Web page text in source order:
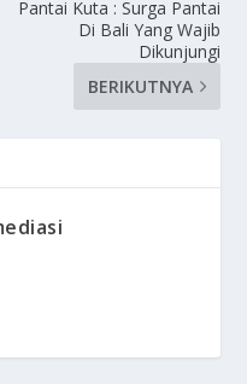
Pantai Kuta : Surga Pantai
Di Bali Yang Wajib
Dikunjungi
BERIKUTNYA